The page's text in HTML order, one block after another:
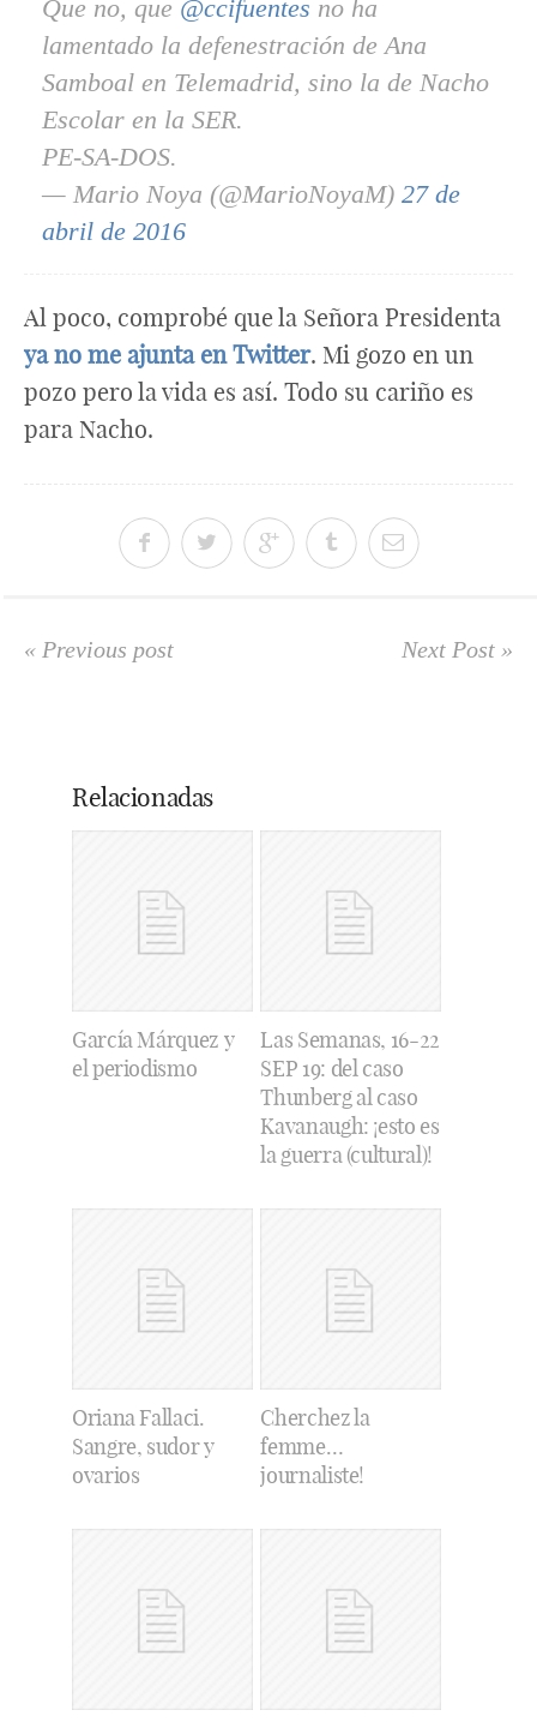
Que no, que @ccifuentes no ha
lamentado la defenestración de Ana
Samboal en Telemadrid, sino la de Nacho
Escolar en la SER.
PE-SA-DOS.
— Mario Noya (@MarioNoyaM) 27 de
abril de 2016
Al poco, comprobé que la Señora Presidenta
ya no me ajunta en Twitter. Mi gozo en un
pozo pero la vida es así. Todo su cariño es
para Nacho.
« Previous post Next Post »
Relacionadas
García Márquez y
el periodismo
Las Semanas, 16-22
SEP 19: del caso
Thunberg al caso
Kavanaugh: ¡esto es
la guerra (cultural)!
Oriana Fallaci.
Sangre, sudor y
ovarios
Cherchez la
femme…
journaliste!